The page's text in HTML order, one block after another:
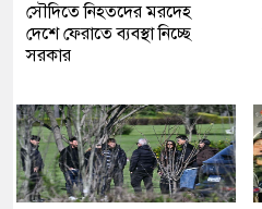
সৌদিতে নিহতদের মরদেহ
দেশে ফেরাতে ব্যবস্থা নিচ্ছে
সরকার